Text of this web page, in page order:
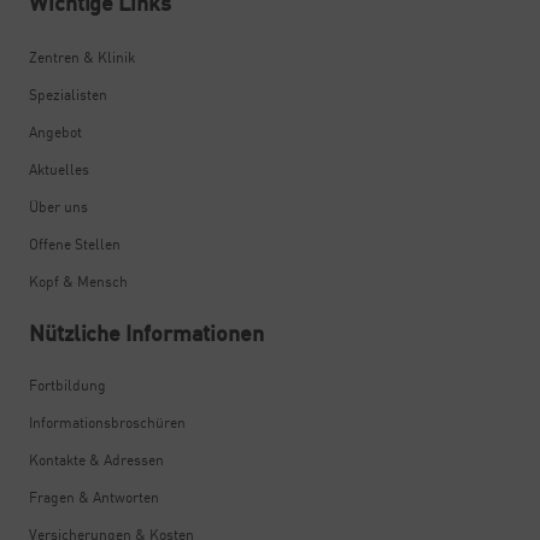
Zentren & Klinik
Spezialisten
Angebot
Aktuelles
Über uns
Offene Stellen
Kopf & Mensch
Nützliche Informationen
Fortbildung
Informationsbroschüren
Kontakte & Adressen
Fragen & Antworten
Versicherungen & Kosten